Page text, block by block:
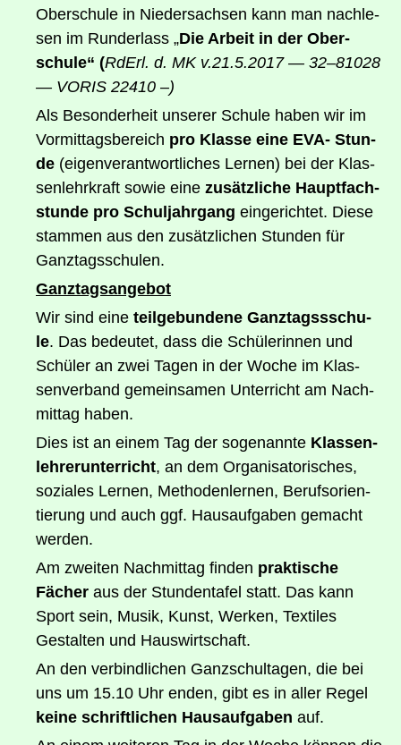
Ober­schu­le in Nie­der­sach­sen kann man nach­le­
sen im Rund­erlass „Die Arbeit in der Ober­
schu­le“ (RdErl. d. MK v.21.5.2017 — 32–81028
— VORIS 22410 –)
Als Beson­der­heit unse­rer Schu­le haben wir im
Vor­mit­tags­be­reich pro Klas­se eine EVA- Stun­
de (eigen­ver­ant­wort­li­ches Ler­nen) bei der Klas­
sen­lehr­kraft sowie eine zusätz­li­che Haupt­fach­
stun­de pro Schul­jahr­gang ein­ge­rich­tet. Die­se
stam­men aus den zusätz­li­chen Stun­den für
Ganztagsschulen.
Ganz­tags­an­ge­bot
Wir sind eine teil­ge­bun­de­ne Ganz­tags­s­schu­
le. Das bedeu­tet, dass die Schü­le­rin­nen und
Schü­ler an zwei Tagen in der Woche im Klas­
sen­ver­band gemein­sa­men Unter­richt am Nach­
mit­tag haben.
Dies ist an einem Tag der soge­nann­te Klas­sen­
leh­rer­un­ter­richt, an dem Orga­ni­sa­to­ri­sches,
sozia­les Ler­nen, Metho­den­ler­nen, Berufs­ori­en­
tie­rung und auch ggf. Haus­auf­ga­ben gemacht
werden.
Am zwei­ten Nach­mit­tag fin­den prak­ti­sche
Fächer aus der Stun­den­ta­fel statt. Das kann
Sport sein, Musik, Kunst, Wer­ken, Tex­ti­les
Gestal­ten und Hauswirtschaft.
An den ver­bind­li­chen Ganz­schul­ta­gen, die bei
uns um 15.10 Uhr enden, gibt es in aller Regel
kei­ne schrift­li­chen Haus­auf­ga­ben auf.